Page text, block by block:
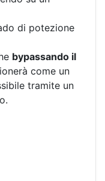
di potezione
bypassando il
come un
tramite un